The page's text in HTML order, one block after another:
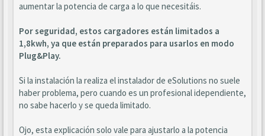
aumentar la potencia de carga a lo que necesitáis.
Por seguridad, estos cargadores están limitados a
1,8kwh, ya que están preparados para usarlos en modo
Plug&Play.
Si la instalación la realiza el instalador de eSolutions no suele
haber problema, pero cuando es un profesional idependiente,
no sabe hacerlo y se queda limitado.
Ojo, esta explicación solo vale para ajustarlo a la potencia